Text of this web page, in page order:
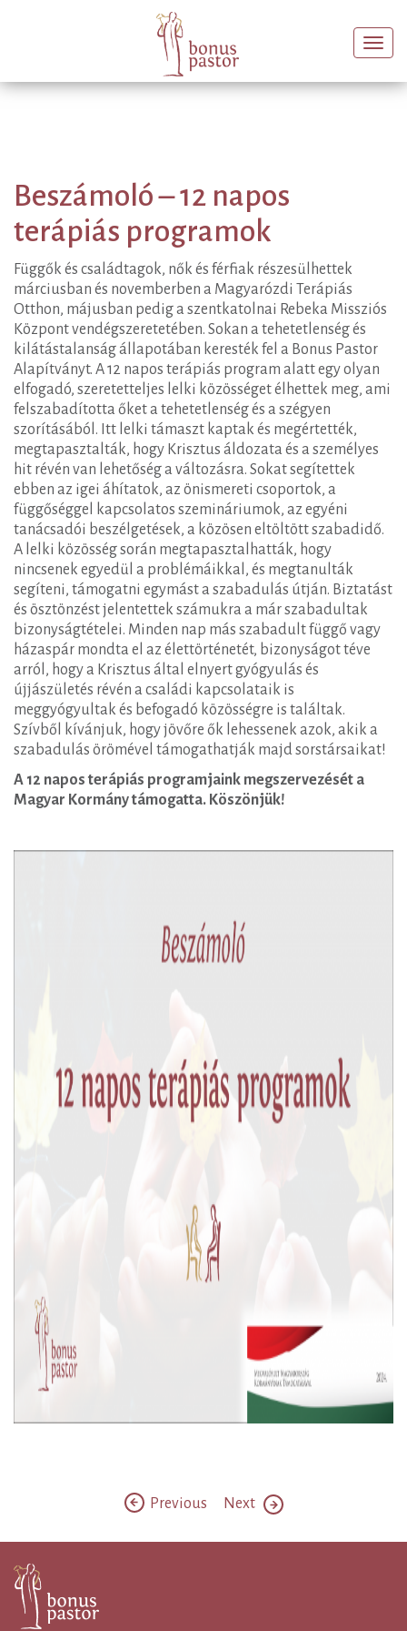
Beszámoló – 12 napos
terápiás programok
Függők és családtagok, nők és férfiak részesülhettek
márciusban és novemberben a Magyarózdi Terápiás
Otthon, májusban pedig a szentkatolnai Rebeka Missziós
Központ vendégszeretetében. Sokan a tehetetlenség és
kilátástalanság állapotában keresték fel a Bonus Pastor
Alapítványt. A 12 napos terápiás program alatt egy olyan
elfogadó, szeretetteljes lelki közösséget élhettek meg, ami
felszabadította őket a tehetetlenség és a szégyen
szorításából. Itt lelki támaszt kaptak és megértették,
megtapasztalták, hogy Krisztus áldozata és a személyes
hit révén van lehetőség a változásra. Sokat segítettek
ebben az igei áhítatok, az önismereti csoportok, a
függőséggel kapcsolatos szemináriumok, az egyéni
tanácsadói beszélgetések, a közösen eltöltött szabadidő.
A lelki közösség során megtapasztalhatták, hogy
nincsenek egyedül a problémáikkal, és megtanulták
segíteni, támogatni egymást a szabadulás útján. Biztatást
és ösztönzést jelentettek számukra a már szabadultak
bizonyságtételei. Minden nap más szabadult függő vagy
házaspár mondta el az élettörténetét, bizonyságot téve
arról, hogy a Krisztus által elnyert gyógyulás és
újjászületés révén a családi kapcsolataik is
meggyógyultak és befogadó közösségre is találtak.
Szívből kívánjuk, hogy jövőre ők lehessenek azok, akik a
szabadulás örömével támogathatják majd sorstársaikat!
A 12 napos terápiás programjaink megszervezését a
Magyar Kormány támogatta. Köszönjük!
Previous Next